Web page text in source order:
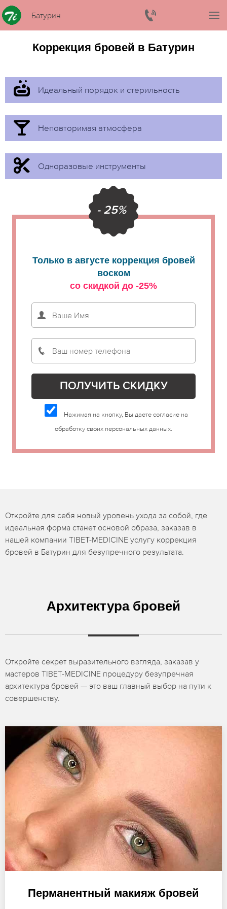
Батурин
Коррекция бровей в Батурин
Идеальный порядок и стерильность
Неповторимая атмосфера
Одноразовые инструменты
- 25%
Только в августе коррекция бровей
воском
со скидкой до -25%
Нажимая на кнопку, Вы даете согласие на
обработку своих персональных данных.
Откройте для себя новый уровень ухода за собой, где
идеальная форма станет основой образа, заказав в
нашей компании TIBET-MEDICINE услугу коррекция
бровей в Батурин для безупречного результата.
Архитектура бровей
Откройте секрет выразительного взгляда, заказав у
мастеров TIBET-MEDICINE процедуру безупречная
архитектура бровей — это ваш главный выбор на пути к
совершенству.
Перманентный макияж бровей